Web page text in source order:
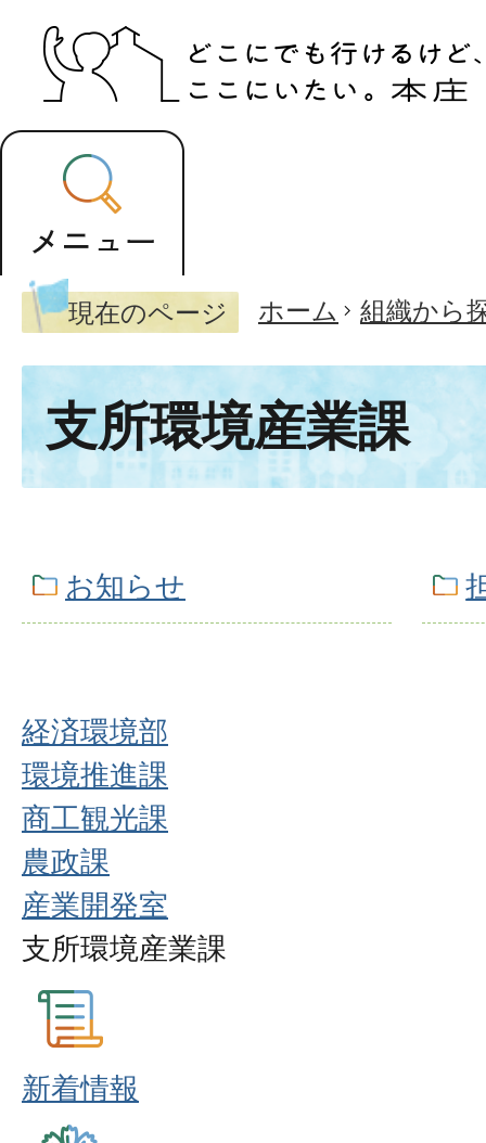
現在のページ ホーム 組織から
支所環境産業課
お知らせ
経済環境部
環境推進課
商工観光課
農政課
産業開発室
支所環境産業課
新着情報